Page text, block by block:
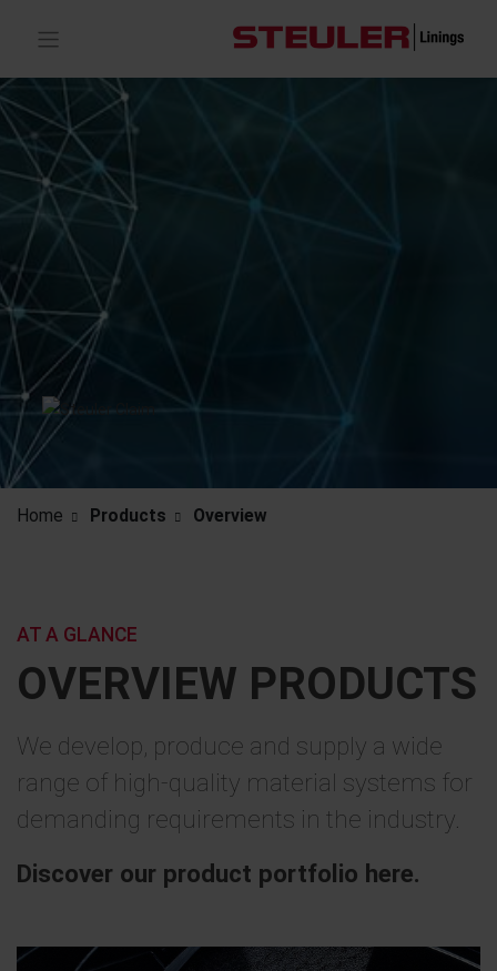
Home Products Overview
OVERVIEW PRODUCTS
AT A GLANCE
We develop, produce and supply a wide
range of high-quality material systems for
demanding requirements in the industry.
Discover our product portfolio here.